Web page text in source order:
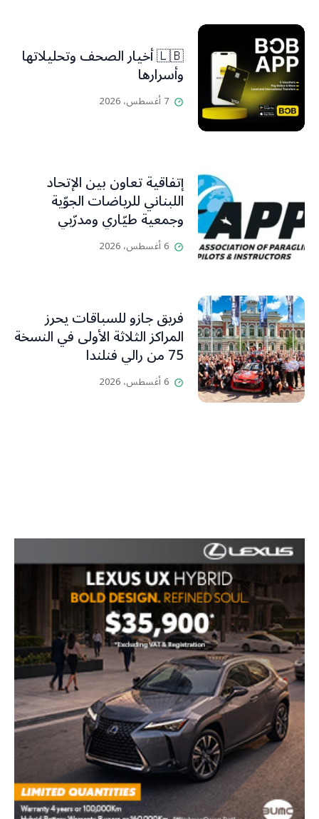
🇱🇧 أخيار الصحف وتحليلاتها
وأسرارها
7 أغسطس، 2026
إتفاقية تعاون بين الإتحاد
اللبناني للرياضات الجوّية
وجمعية طيّاري ومدرّبي
الطيران الشراعي
6 أغسطس، 2026
فريق جازو للسباقات يحرز
المراكز الثلاثة الأولى في النسخة
75 من رالي فنلندا
6 أغسطس، 2026